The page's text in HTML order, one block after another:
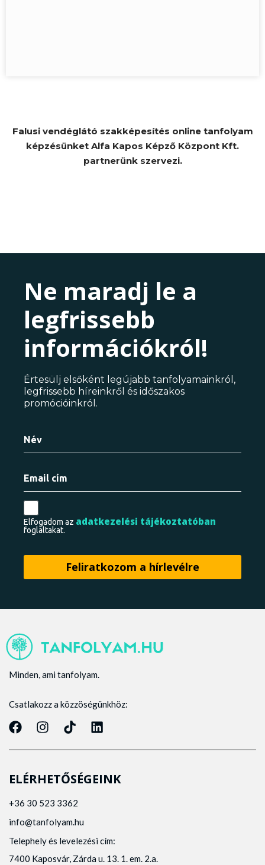
Falusi vendéglátó szakképesítés online tanfolyam
képzésünket Alfa Kapos Képző Központ Kft.
partnerünk szervezi.
Ne maradj le a
legfrissebb
információkról!
Értesülj elsőként legújabb tanfolyamainkról,
legfrissebb híreinkről és időszakos
promócióinkról.
Elfogadom az adatkezelési tájékoztatóban
foglaltakat.
Minden, ami tanfolyam.
Csatlakozz a közzöségünkhöz:
ELÉRHETŐSÉGEINK
+36 30 523 3362
info@tanfolyam.hu
Telephely és levelezési cím:
7400 Kaposvár, Zárda u. 13. 1. em. 2.a.